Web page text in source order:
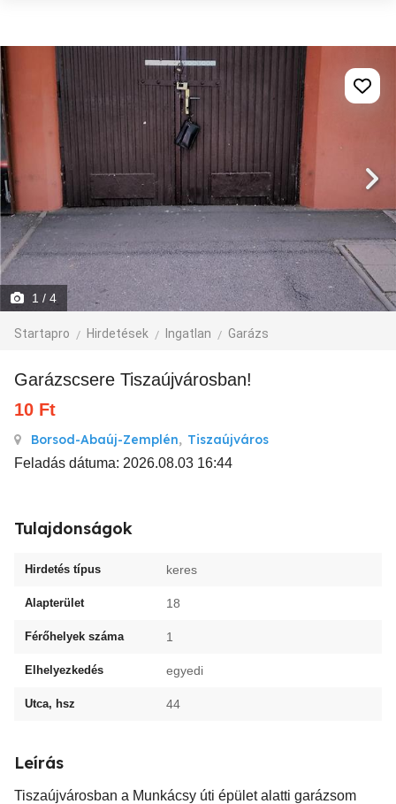
1 / 4
Startapro Hirdetések Ingatlan Garázs
Garázscsere Tiszaújvárosban!
10 Ft
Borsod-Abaúj-Zemplén, Tiszaújváros
Feladás dátuma: 2026.08.03 16:44
Tulajdonságok
Hirdetés típus keres
Alapterület 18
Férőhelyek száma 1
Elhelyezkedés egyedi
Utca, hsz 44
Leírás
Tiszaújvárosban a Munkácsy úti épület alatti garázsom